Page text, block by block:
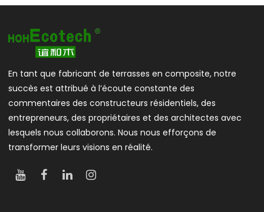
En tant que fabricant de terrasses en composite, notre
succès est attribué à l’écoute constante des
commentaires des constructeurs résidentiels, des
entrepreneurs, des propriétaires et des architectes avec
lesquels nous collaborons. Nous nous efforçons de
transformer leurs visions en réalité.